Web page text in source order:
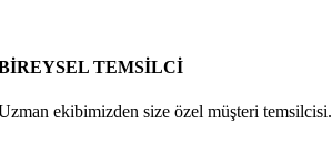
TEMSİLCİ
ekibimizden size özel müşteri temsilcisi.